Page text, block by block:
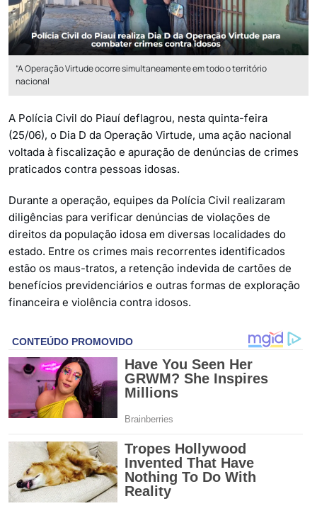
“A Operação Virtude ocorre simultaneamente em todo o território
nacional
A Polícia Civil do Piauí deflagrou, nesta quinta-feira
(25/06), o Dia D da Operação Virtude, uma ação nacional
voltada à fiscalização e apuração de denúncias de crimes
praticados contra pessoas idosas.
Durante a operação, equipes da Polícia Civil realizaram
diligências para verificar denúncias de violações de
direitos da população idosa em diversas localidades do
estado. Entre os crimes mais recorrentes identificados
estão os maus-tratos, a retenção indevida de cartões de
benefícios previdenciários e outras formas de exploração
financeira e violência contra idosos.